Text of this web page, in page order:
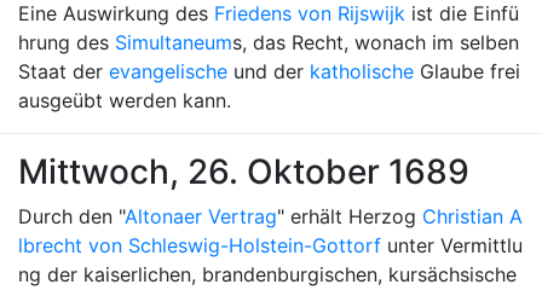
Eine Auswirkung des Friedens von Rijswijk ist die Einfü
hrung des Simultaneums, das Recht, wonach im selben
Staat der evangelische und der katholische Glaube frei
ausgeübt werden kann.
Mittwoch, 26. Oktober 1689
Durch den "Altonaer Vertrag" erhält Herzog Christian A
lbrecht von Schleswig-Holstein-Gottorf unter Vermittlu
ng der kaiserlichen, brandenburgischen, kursächsische